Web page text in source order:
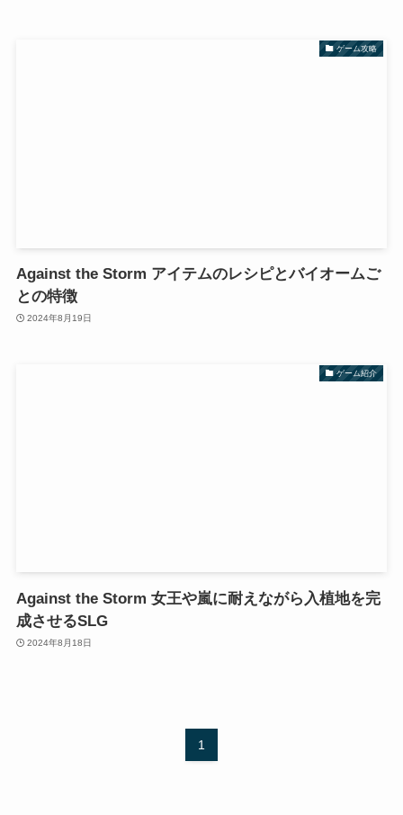
ゲーム攻略
Against the Storm アイテムのレシピとバイオームご
との特徴
2024年8月19日
ゲーム紹介
Against the Storm 女王や嵐に耐えながら入植地を完
成させるSLG
2024年8月18日
1